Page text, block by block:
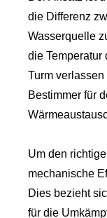
die Differenz
Wasserquelle
die Temperatur
Turm
Bestimmer für
Um den
mechanische
Dies bezieht
für die